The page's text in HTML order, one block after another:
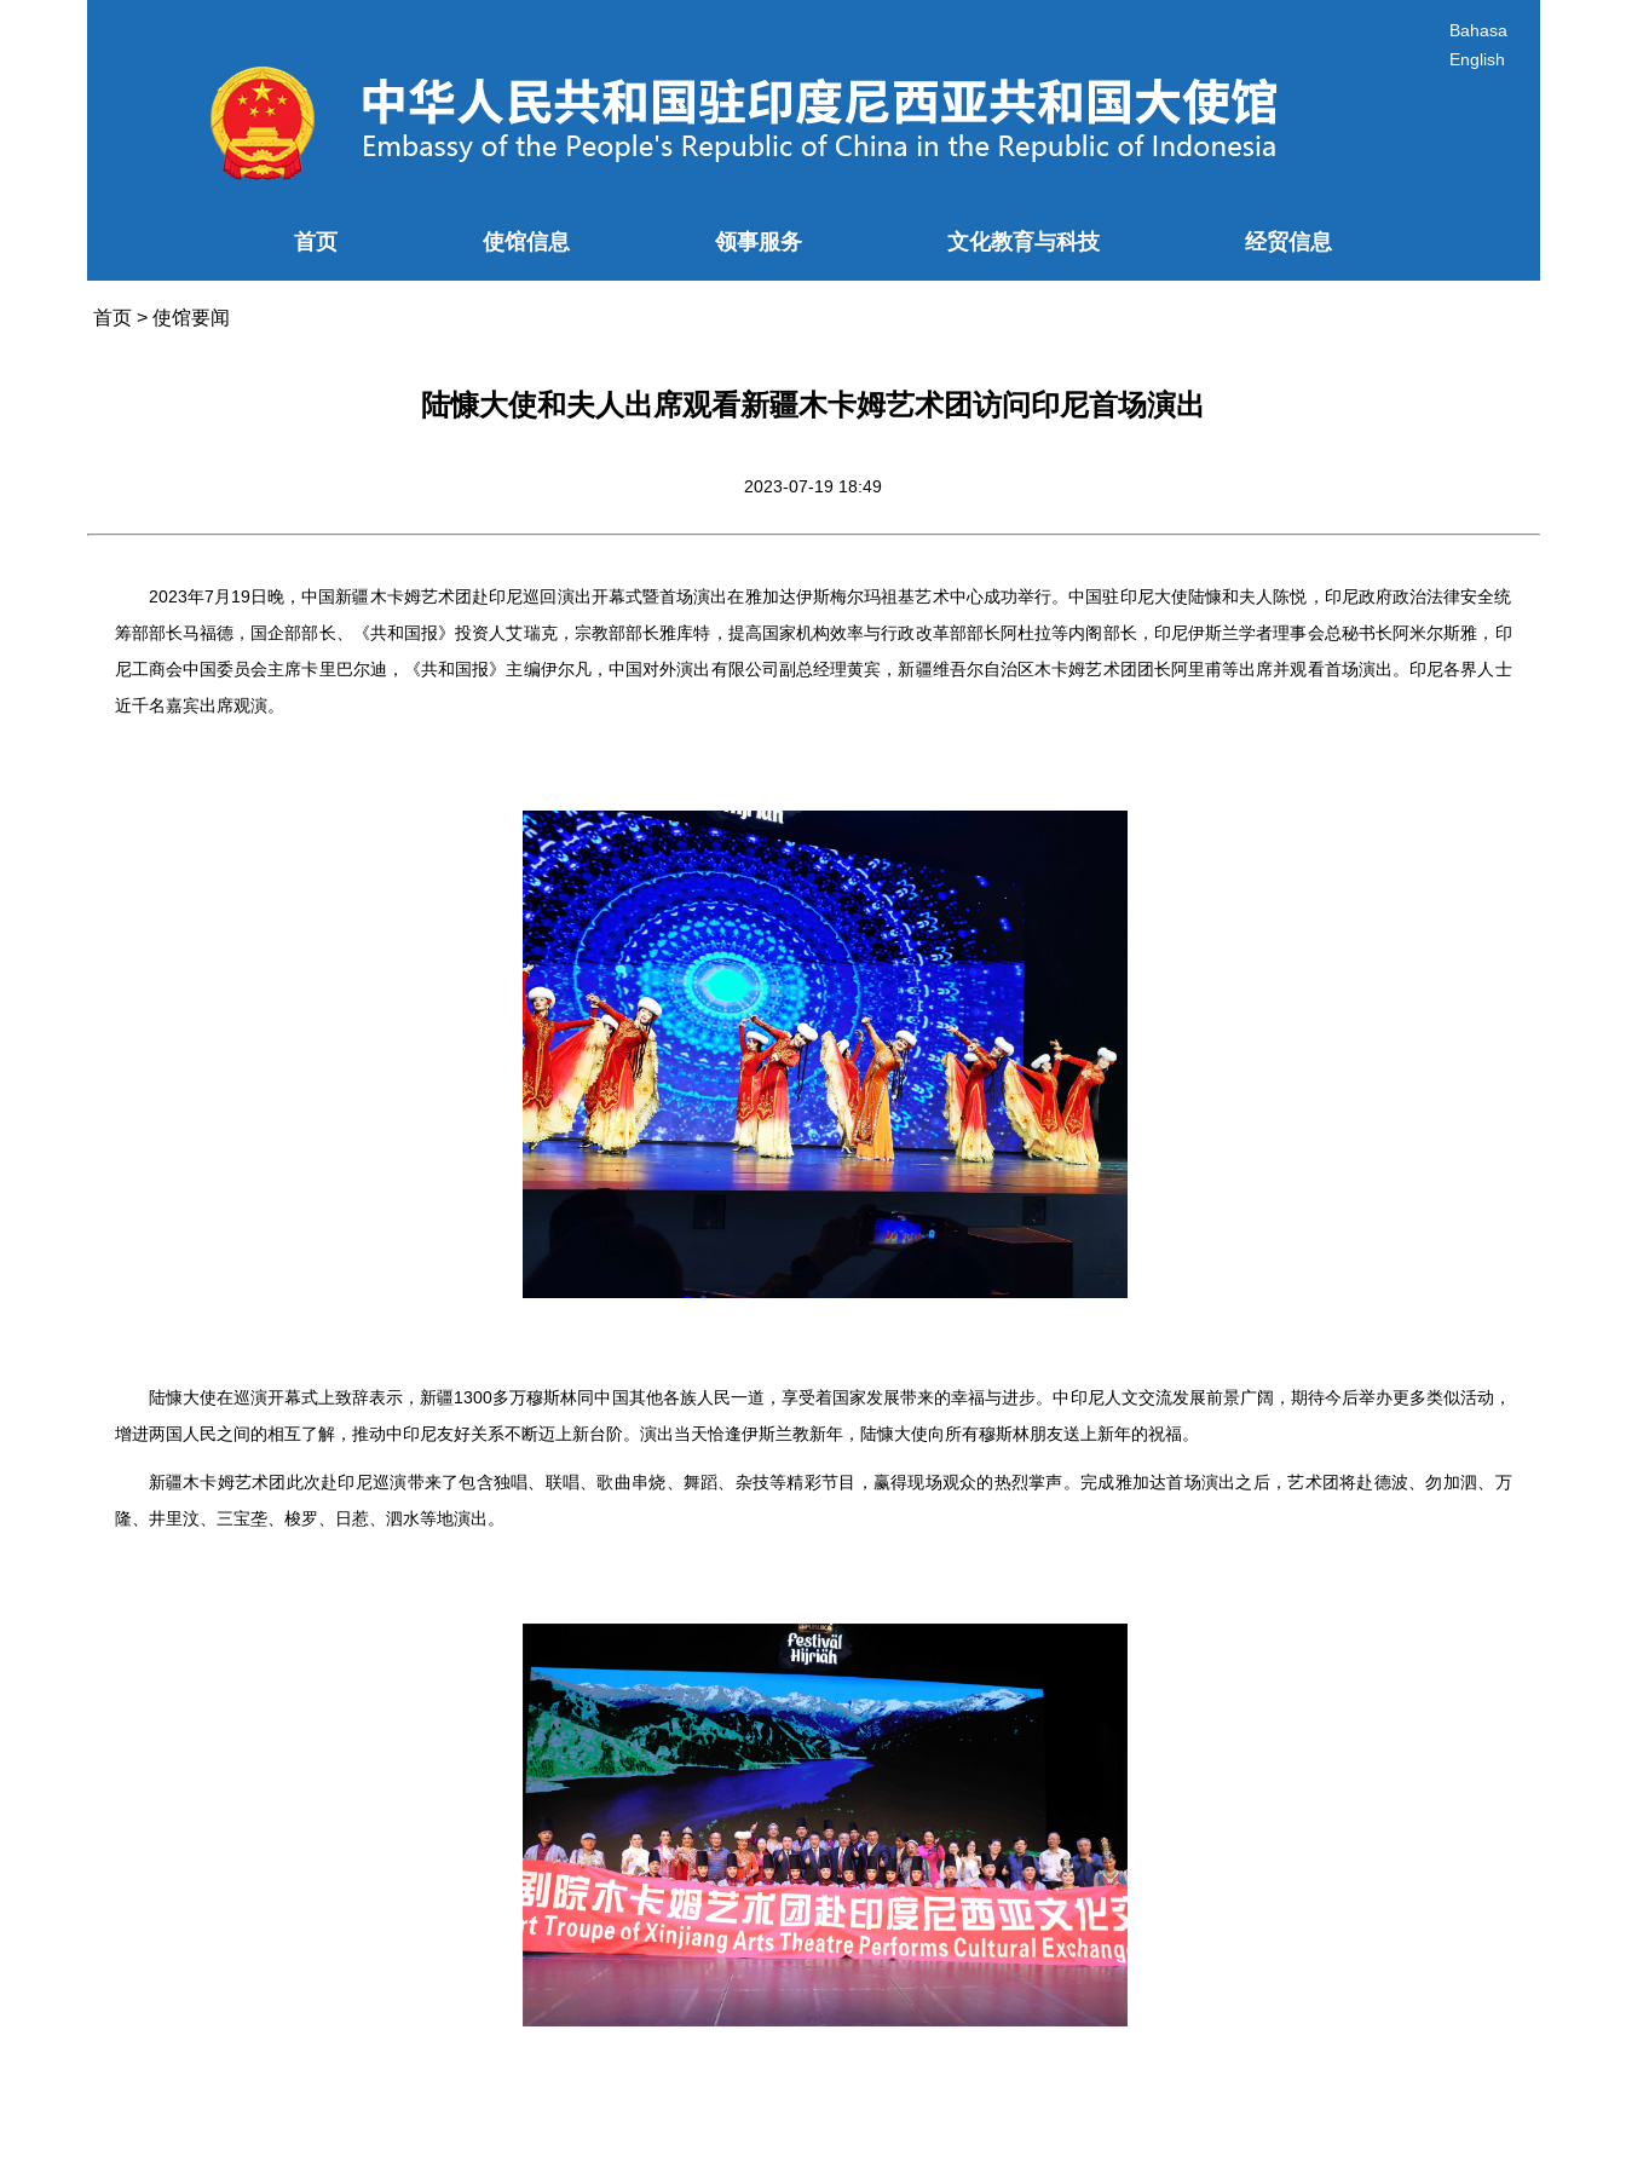
Bahasa
English
首页 使馆信息 领事服务 文化教育与科技 经贸信息
首页> 使馆要闻
陆慷大使和夫人出席观看新疆木卡姆艺术团访问印尼首场演出
2023-07-19 18:49
2023年7月19日晚，中国新疆木卡姆艺术团赴印尼巡回演出开幕式暨首场演出在雅加达伊斯梅尔玛祖基艺术中心成功举行。中国驻印尼大使陆慷和夫人陈悦，印尼政府政治法律安全统
筹部部长马福德，国企部部长、《共和国报》投资人艾瑞克，宗教部部长雅库特，提高国家机构效率与行政改革部部长阿杜拉等内阁部长，印尼伊斯兰学者理事会总秘书长阿米尔斯雅，印
尼工商会中国委员会主席卡里巴尔迪，《共和国报》主编伊尔凡，中国对外演出有限公司副总经理黄宾，新疆维吾尔自治区木卡姆艺术团团长阿里甫等出席并观看首场演出。印尼各界人士
近千名嘉宾出席观演。
陆慷大使在巡演开幕式上致辞表示，新疆1300多万穆斯林同中国其他各族人民一道，享受着国家发展带来的幸福与进步。中印尼人文交流发展前景广阔，期待今后举办更多类似活动，
增进两国人民之间的相互了解，推动中印尼友好关系不断迈上新台阶。演出当天恰逢伊斯兰教新年，陆慷大使向所有穆斯林朋友送上新年的祝福。
新疆木卡姆艺术团此次赴印尼巡演带来了包含独唱、联唱、歌曲串烧、舞蹈、杂技等精彩节目，赢得现场观众的热烈掌声。完成雅加达首场演出之后，艺术团将赴德波、勿加泗、万
隆、井里汶、三宝垄、梭罗、日惹、泗水等地演出。